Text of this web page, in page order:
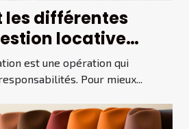
les différentes
locative
est une opération qui
Pour mieux...